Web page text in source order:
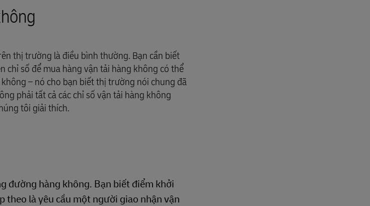
thị trường là điều bình thường. Bạn cần biết
chỉ số để mua hàng vận tải hàng không có thể
– nó cho bạn biết thị trường nói chung đã
phải tất cả các chỉ số vận tải hàng không
tôi giải thích.
đường hàng không. Bạn biết điểm khởi
theo là yêu cầu một người giao nhận vận